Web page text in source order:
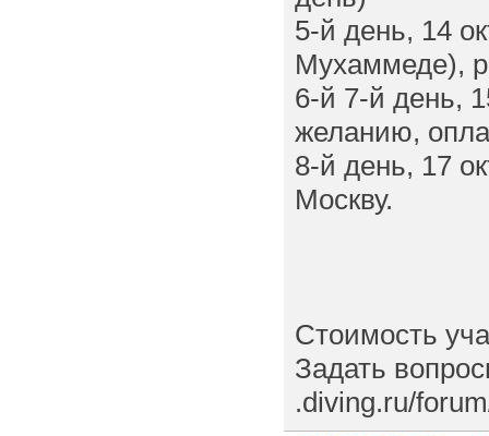
5-й день, 14
Мухаммеде),
6-й 7-й день,
желанию,
8-й день, 17
Москву.
Стоимость
Задать
.diving.ru/